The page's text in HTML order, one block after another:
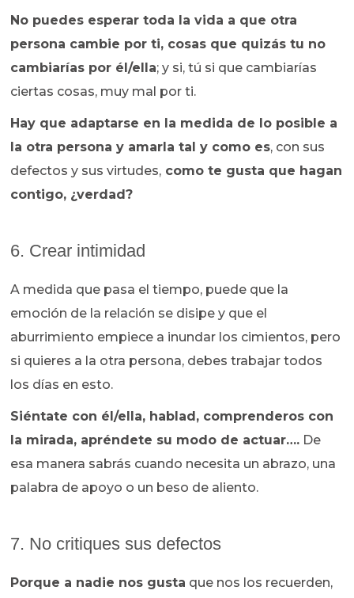
No puedes esperar toda la vida a que otra
persona cambie por ti, cosas que quizás tu no
cambiarías por él/ella; y si, tú si que cambiarías
ciertas cosas, muy mal por ti.
Hay que adaptarse en la medida de lo posible a
la otra persona y amarla tal y como es, con sus
defectos y sus virtudes, como te gusta que hagan
contigo, ¿verdad?
6. Crear intimidad
A medida que pasa el tiempo, puede que la
emoción de la relación se disipe y que el
aburrimiento empiece a inundar los cimientos, pero
si quieres a la otra persona, debes trabajar todos
los días en esto.
Siéntate con él/ella, hablad, comprenderos con
la mirada, apréndete su modo de actuar…. De
esa manera sabrás cuando necesita un abrazo, una
palabra de apoyo o un beso de aliento.
7. No critiques sus defectos
Porque a nadie nos gusta que nos los recuerden,